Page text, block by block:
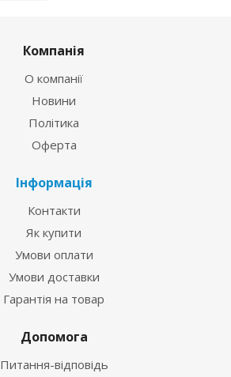
Компанія
О компанії
Новини
Політика
Оферта
Інформація
Контакти
Як купити
Умови оплати
Умови доставки
Гарантія на товар
Допомога
Питання-відповідь